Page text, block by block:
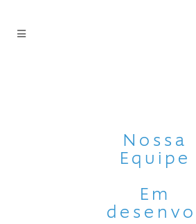
Nossa
Equipe
Em